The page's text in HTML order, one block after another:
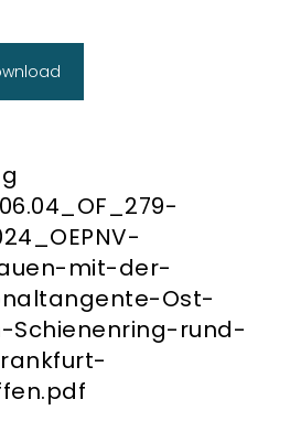
mit-der-
Ost-
Schienenring-rund-